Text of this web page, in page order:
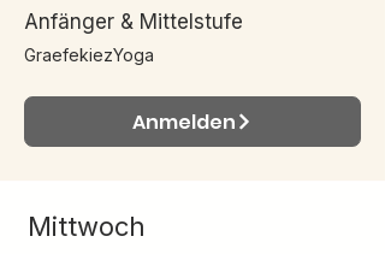
Anfänger & Mittelstufe
GraefekiezYoga
Anmelden
Mittwoch